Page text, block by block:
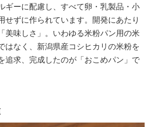
ギーに配慮し、すべて卵・乳製品・小
せずに作られています。開発にあたり
美味しさ」。いわゆる米粉パン用の米
はなく、新潟県産コシヒカリの米粉を
追求、完成したのが「おこめパン」で